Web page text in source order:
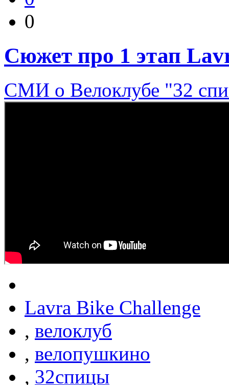
0
Сюжет про 1 этап
СМИ о Велоклубе "32
Lavra Bike Challenge
, велоклуб
, велопушкино
, 32спицы